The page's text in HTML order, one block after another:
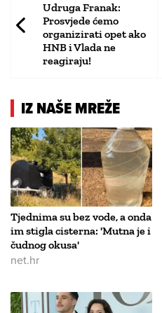
Udruga Franak:
Prosvjede ćemo
organizirati opet ako
HNB i Vlada ne
reagiraju!
IZ NAŠE MREŽE
Tjednima su bez vode, a onda
im stigla cisterna: 'Mutna je i
čudnog okusa'
net.hr